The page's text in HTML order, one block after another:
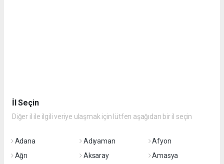
İl Seçin
Diğer il ile ilgili veriye ulaşmak için lütfen aşağıdan bir il seçin
Adana Adıyaman
Afyon
Ağrı
Aksaray
Amasya